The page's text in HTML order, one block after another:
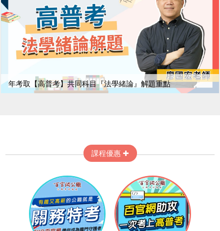
年考取【高普考】共同科目『法學緒論』解題重點
課程優惠 ✚